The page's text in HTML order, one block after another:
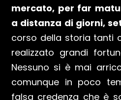
mercato, per far
a distanza di giorni,
corso della storia tanti
realizzato grandi
Nessuno si è mai
comunque in poco
falsa credenza che è